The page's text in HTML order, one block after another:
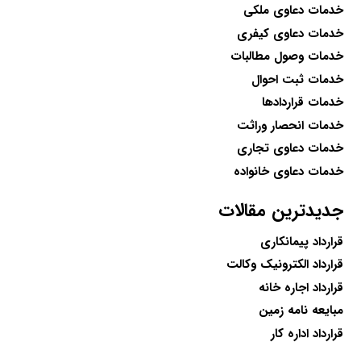
خدمات دعاوی ملکی
خدمات دعاوی کیفری
خدمات وصول مطالبات
خدمات ثبت احوال
خدمات قراردادها
خدمات انحصار وراثت
خدمات دعاوی تجاری
خدمات دعاوی خانواده
جدیدترین مقالات
قرارداد پیمانکاری
قرارداد الکترونیک وکالت
قرارداد اجاره خانه
مبایعه نامه زمین
قرارداد اداره کار